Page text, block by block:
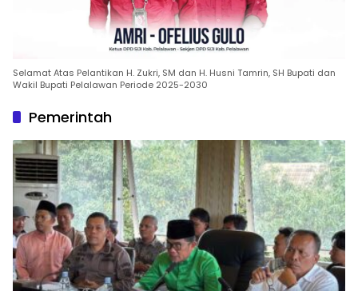
Selamat Atas Pelantikan H. Zukri, SM dan H. Husni Tamrin, SH Bupati dan
Wakil Bupati Pelalawan Periode 2025-2030
Pemerintah